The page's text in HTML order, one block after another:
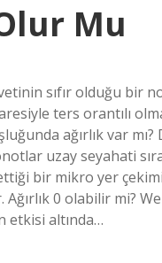
Mu
sıfır olduğu bir
ters orantılı
ağırlık var
uzay seyahati
bir mikro yer
0 olabilir mi?
etkisi altında…